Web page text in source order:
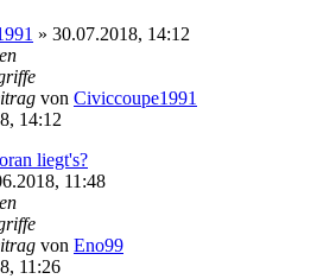
» 30.07.2018, 14:12
von Civiccoupe1991
14:12
liegt's?
11:48
von Eno99
11:26